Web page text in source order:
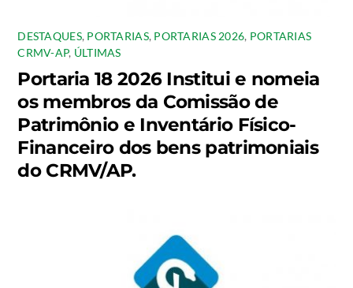
DESTAQUES, PORTARIAS, PORTARIAS 2026, PORTARIAS
CRMV-AP, ÚLTIMAS
Portaria 18 2026 Institui e nomeia
os membros da Comissão de
Patrimônio e Inventário Físico-
Financeiro dos bens patrimoniais
do CRMV/AP.